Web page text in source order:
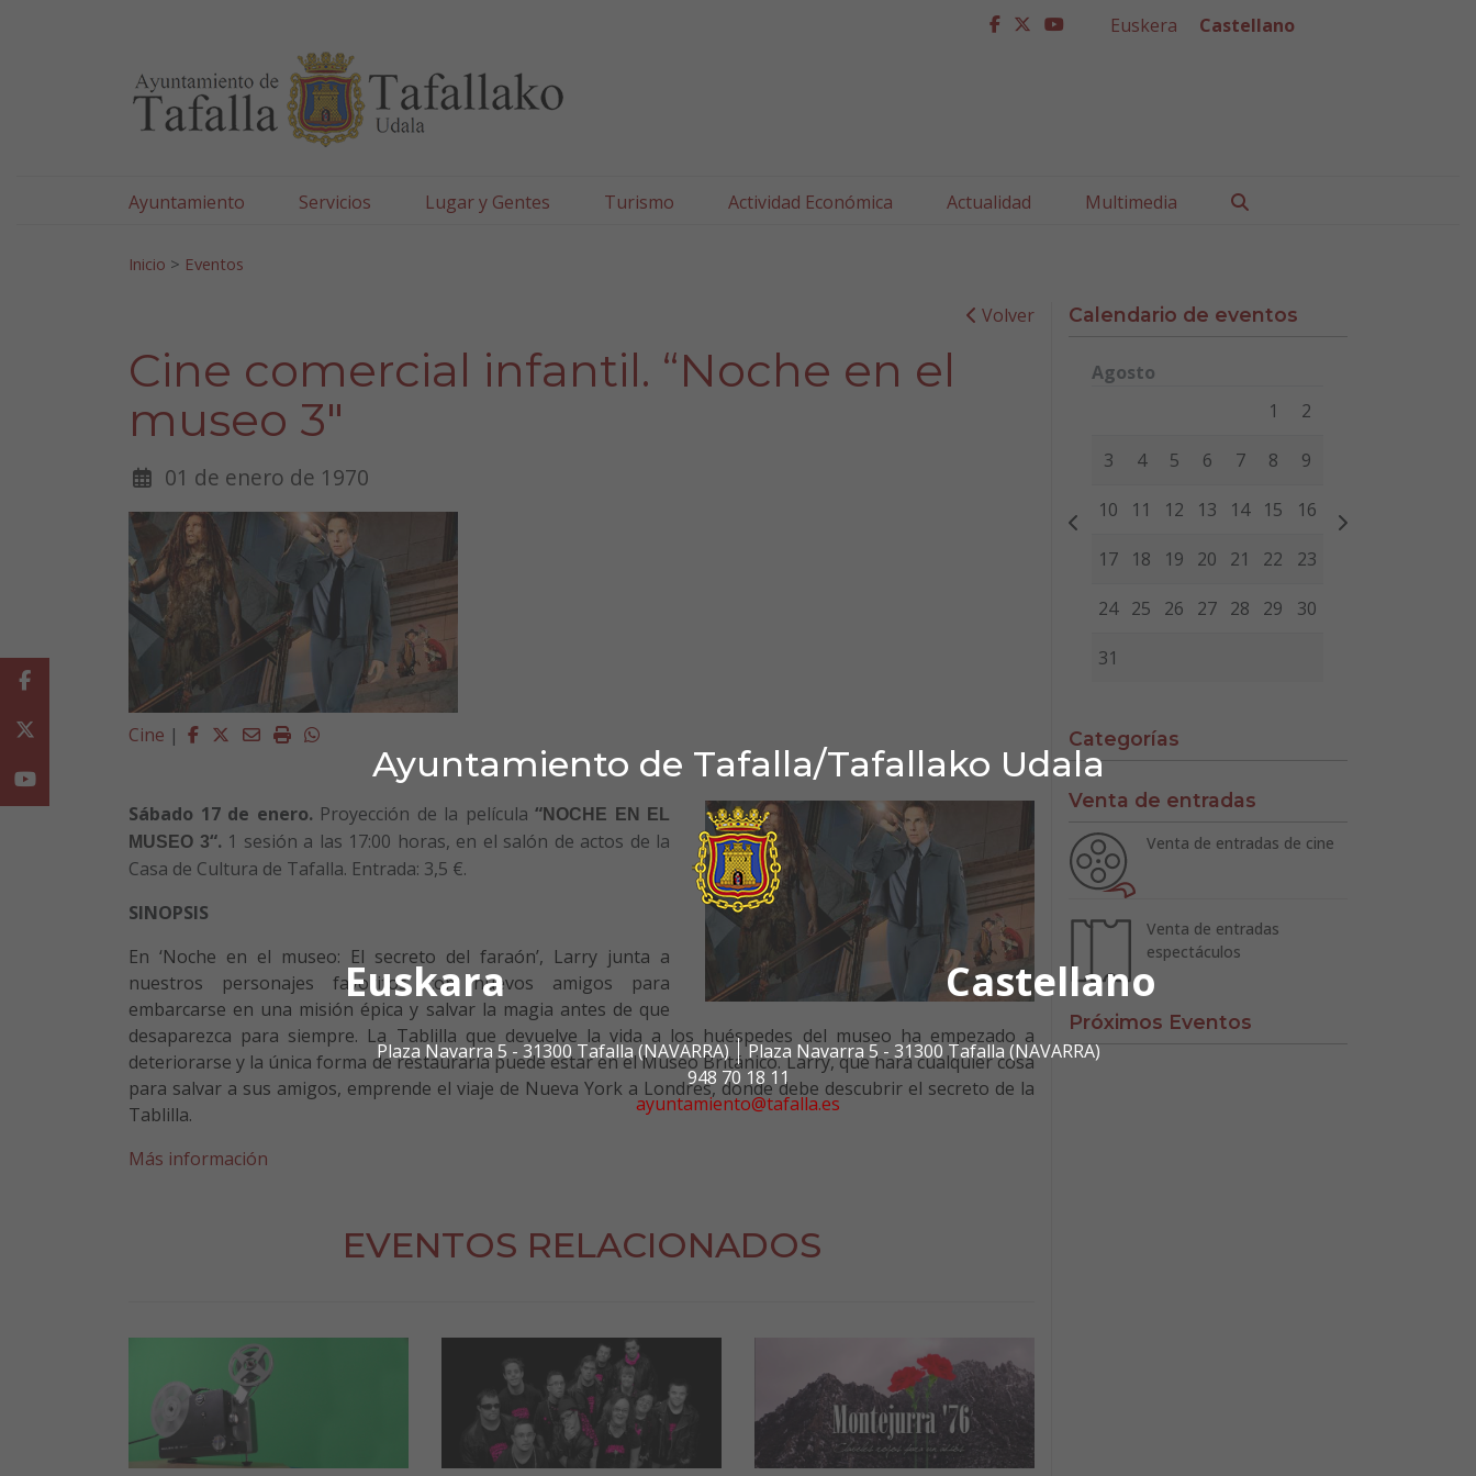
Ayuntamiento de Tafalla/Tafallako Udala
Euskara Castellano
Plaza Navarra 5 - 31300 Tafalla (NAVARRA)
Plaza Navarra 5 - 31300 Tafalla (NAVARRA)
948 70 18 11
ayuntamiento@tafalla.es
facebook
twitter
youtube
Euskera Castellano
Ayuntamiento Servicios Lugar y Gentes Turismo Actividad Económica Actualidad Multimedia
Inicio > Eventos
Volver
Cine comercial infantil. “Noche en el
museo 3″
01 de enero de 1970
Cine | Facebook
Twitter
EmailImprimirWhatsapp
Sábado 17 de enero. Proyección de la película “NOCHE EN EL
MUSEO 3“. 1 sesión a las 17:00 horas, en el salón de actos de la
Casa de Cultura de Tafalla. Entrada: 3,5 €.
SINOPSIS
En ‘Noche en el museo: El secreto del faraón’, Larry junta a
nuestros personajes favoritos con nuevos amigos para
embarcarse en una misión épica y salvar la magia antes de que
desaparezca para siempre. La Tablilla que devuelve la vida a los huéspedes del museo ha empezado a
deteriorarse y la única forma de restaurarla puede estar en el Museo Británico. Larry, que hará cualquier cosa
para salvar a sus amigos, emprende el viaje de Nueva York a Londres, donde debe descubrir el secreto de la
Tablilla.
Más información
EVENTOS RELACIONADOS
Calendario de eventos
Agosto
Miércoles Jueves
1 2
3 4 5 6 7 8 9
10 11 12 13 14 15 16
17 18 19 20 21 22 23
24 25 26 27 28 29 30
31
Categorías
Venta de entradas
Venta de entradas de cine
Venta de entradas
espectáculos
Próximos Eventos
Facebook
Youtube